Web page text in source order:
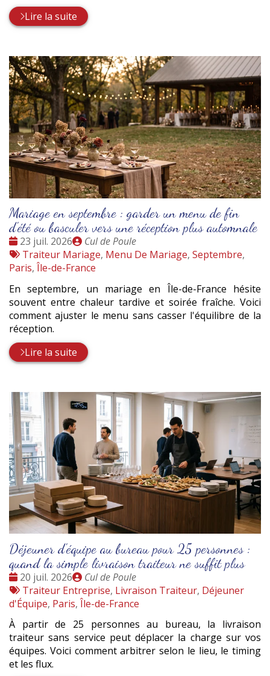
Lire la suite
Mariage en septembre : garder un menu de fin
d'été ou basculer vers une réception plus automnale
Date
:
23 juil. 2026
Publié
par
Cul de Poule
Tags
:
Traiteur Mariage, Menu De Mariage, Septembre,
Paris, Île-de-France
En septembre, un mariage en Île-de-France hésite
souvent entre chaleur tardive et soirée fraîche. Voici
comment ajuster le menu sans casser l'équilibre de la
réception.
Lire la suite
Déjeuner d'équipe au bureau pour 25 personnes :
quand la simple livraison traiteur ne suffit plus
Date
:
20 juil. 2026
Publié
par
Cul de Poule
Tags
:
Traiteur Entreprise, Livraison Traiteur, Déjeuner
d'Équipe, Paris, Île-de-France
À partir de 25 personnes au bureau, la livraison
traiteur sans service peut déplacer la charge sur vos
équipes. Voici comment arbitrer selon le lieu, le timing
et les flux.